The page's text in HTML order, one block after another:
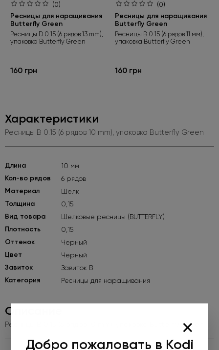
×
Добро пожаловать в Kodi
(0)
Ресницы для наращивания
Butterfly Green
Ресницы D 0.15 (6 рядов:13 mm),
упаковка Butterfly Green
160 грн
(0)
Ресницы для наращивания
Butterfly Green
Ресницы B 0.15 (6 рядов 11 мм),
упаковка Butterfly Green
160 грн
Характеристики
Ресницы B 0.15 (6 рядов 10 mm), упаковка Butterfly Green
Длина 10 мм
Кол-во рядов 6 рядов
Материал Шелк
Толщина 0,15
Вид товара Шелковые ресницы (BUTTERFLY)
Плотность 0,15
Оттенок Черный
Цвет Черный
Завиток Завиток B
Категория Ресницы для наращивания
Описание
Ресницы B 0.15 (6 рядов 10 mm), упаковка Butterfly Green